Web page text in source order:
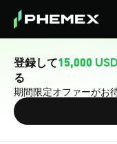
登録して15,000
る
期間限定オファーがお